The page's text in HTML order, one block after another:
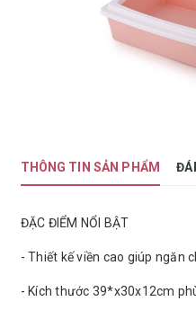
THÔNG TIN SẢN PHẨM
ĐẶC ĐIỂM NỔI BẬT
- Thiết kế viền cao giúp ngăn
- Kích thước 39*x30x12cm